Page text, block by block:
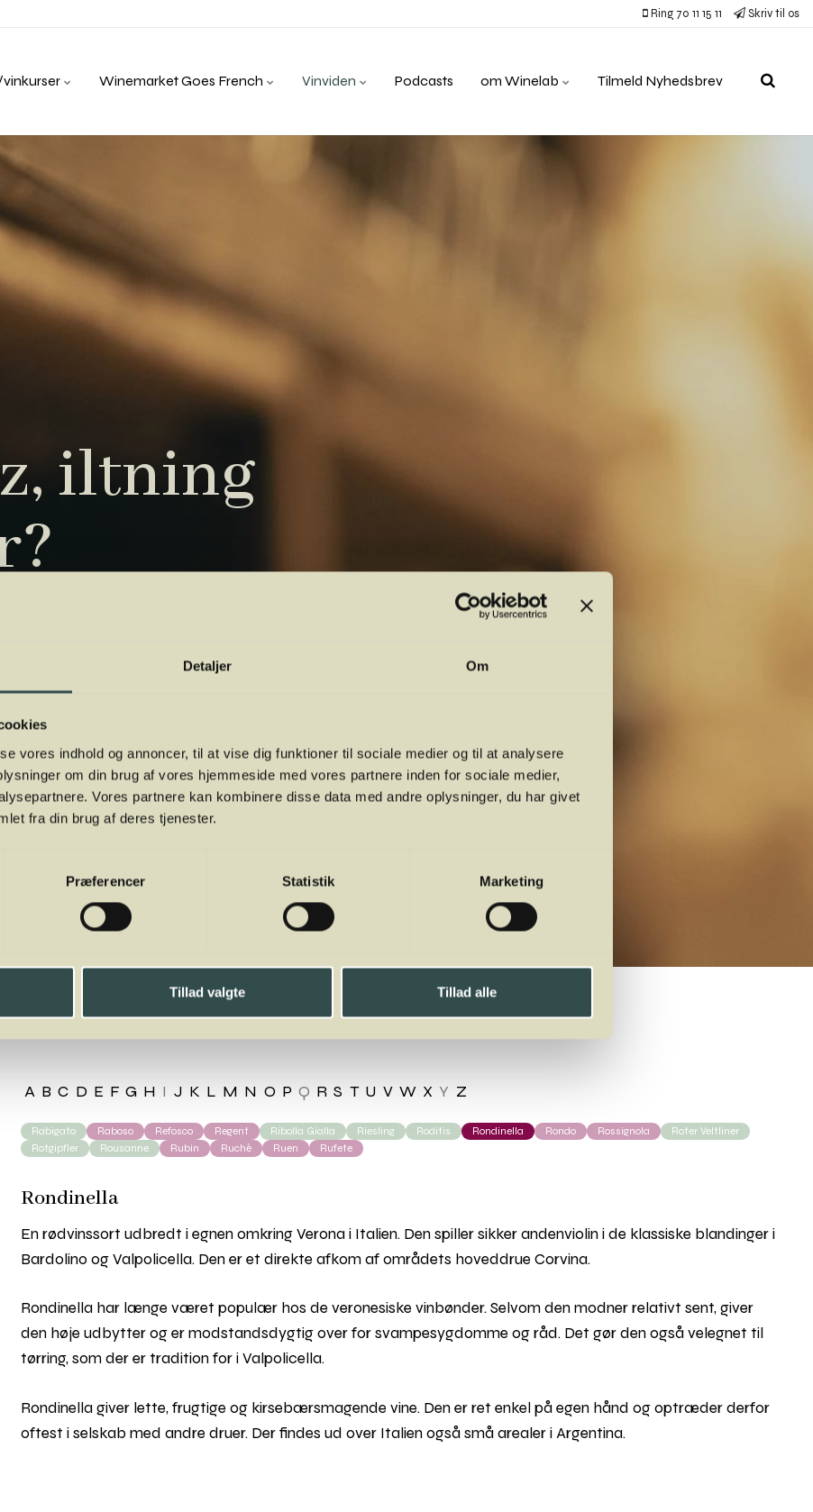
Detaljer Om
vores indhold og annoncer, til at vise dig funktioner til sociale medier og til at analysere
om din brug af vores hjemmeside med vores partnere inden for sociale medier,
Vores partnere kan kombinere disse data med andre oplysninger, du har givet
fra din brug af deres tjenester.
Præferencer Statistik Marketing
Tillad valgte Tillad alle
Ring 70 11 15 11 Skriv til os
Winemarket Goes French Vinviden Podcasts om Winelab Tilmeld Nyhedsbrev
iltning
Vi har samlet de vigtigste i vores
orientere dig.
A B C D E F G H I J K L M N O P Q R S T U V W X Y Z
Rabigato Raboso Refosco Regent Ribolla Gialla Riesling Roditis Rondinella Rondo Rossignola
Roter Veltliner
Rotgipfler
Rousanne Rubin Ruchè Ruen Rufete
Rondinella
En rødvinssort udbredt i egnen omkring Verona i Italien. Den spiller sikker andenviolin i de klassiske blandinger i
Bardolino og Valpolicella. Den er et direkte afkom af områdets hoveddrue Corvina.
Rondinella har længe været populær hos de veronesiske vinbønder. Selvom den modner relativt sent, giver
den høje udbytter og er modstandsdygtig over for svampesygdomme og råd. Det gør den også velegnet til
tørring, som der er tradition for i Valpolicella.
Rondinella giver lette, frugtige og kirsebærsmagende vine. Den er ret enkel på egen hånd og optræder derfor
oftest i selskab med andre druer. Der findes ud over Italien også små arealer i Argentina.